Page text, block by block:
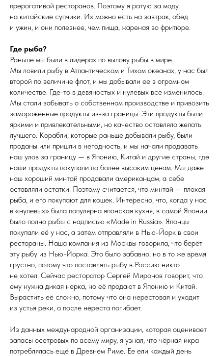
прерогативой ресторанов. Поэтому я ратую за моду
на китайские супчики. Их можно есть на завтрак, обед
и ужин, и они полезнее, чем пища, жареная во фритюре.
Где рыба?
Раньше мы были в лидерах по вылову рыбы в мире.
Мы ловили рыбу в Атлантическом и Тихом океанах, у нас был
второй по величине флот, и мы добывали ее в огромном
количестве. Где-то в девяностых и нулевых всё изменилось.
Мы стали забывать о собственном производстве и привозить
замороженные продукты из-за границы. Эти продукты были
яркими и привлекательными, но качество оставляло желать
лучшего. Корабли, которые раньше добывали рыбу, были
проданы или пришли в негодность, и мы начали продавать
наш улов за границу — в Японию, Китай и другие страны, где
наши продукты покупали по более высоким ценам. Мы даже
наш хороший минтай продавали американцам, а себе
оставляли остатки. Поэтому считается, что минтай — плохая
рыба, и его покупают для кошек. Интересно, что, когда у нас
в «нулевых» была популярна японская кухня, в самой Японии
было полно рыбы с надписью «Made in Russia». Японцы
покупали её у нас, а затем отправляли в Нью-Йорк в свои
рестораны. Наша компания из Москвы говорила, что берёт
эту рыбу из Нью-Йорка. Это было забавно, но в то же время
грустно, потому что поставлять рыбу в Россию никто
не хотел. Сейчас ресторатор Сергей Миронов говорит, что
ему нужна дикая нерка, но её продают в Японию и Китай.
Вырастить её сложно, потому что она нерестовая и уходит
из устья реки, а после нереста погибает.
Из данных международной организации, которая оценивает
запасы осетровых по всему миру, я узнал, что чёрная икра
потреблялась ещё в Древнем Риме. Ее ели каждый день